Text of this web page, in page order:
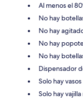
Al menos el
No hay
No hay
No hay
No hay
Dispensador
Solo hay
Solo hay